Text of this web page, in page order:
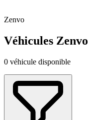
Zenvo
Véhicules Zenvo
0 véhicule disponible